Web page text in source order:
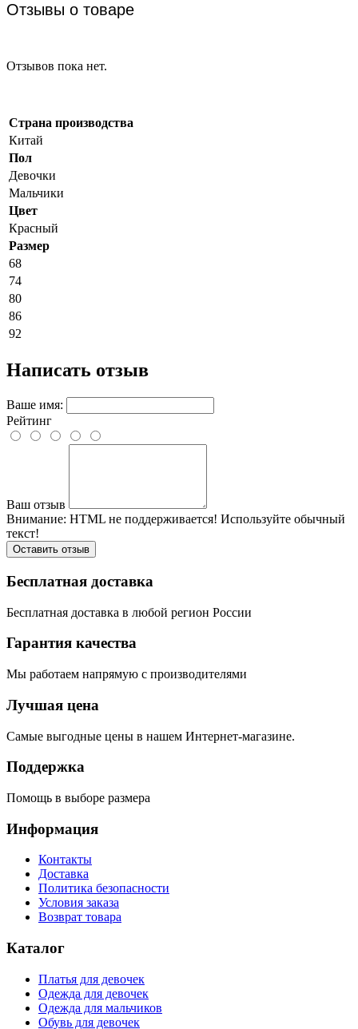
Отзывы о товаре
Отзывов пока нет.
Страна производства
Китай
Пол
Девочки
Мальчики
Цвет
Красный
Размер
68
74
80
86
92
Написать отзыв
Ваше имя:
Рейтинг
Ваш отзыв
Внимание: HTML не поддерживается! Используйте обычный
текст!
Оставить отзыв
Бесплатная доставка
Бесплатная доставка в любой регион России
Гарантия качества
Мы работаем напрямую с производителями
Лучшая цена
Самые выгодные цены в нашем Интернет-магазине.
Поддержка
Помощь в выборе размера
Информация
Контакты
Доставка
Политика безопасности
Условия заказа
Возврат товара
Каталог
Платья для девочек
Одежда для девочек
Одежда для мальчиков
Обувь для девочек